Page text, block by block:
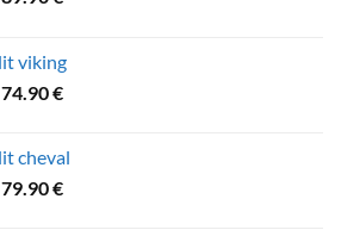
53.60 €
à
viking
74.90€Plage
49.90 €
à
cheval
79.90€Plage